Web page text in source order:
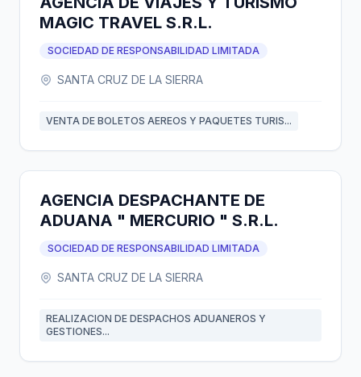
MAGIC TRAVEL S.R.L.
SOCIEDAD DE RESPONSABILIDAD LIMITADA
SANTA CRUZ DE LA SIERRA
VENTA DE BOLETOS AEREOS Y PAQUETES TURIS...
AGENCIA DESPACHANTE DE
ADUANA " MERCURIO " S.R.L.
SOCIEDAD DE RESPONSABILIDAD LIMITADA
SANTA CRUZ DE LA SIERRA
REALIZACION DE DESPACHOS ADUANEROS Y
GESTIONES...